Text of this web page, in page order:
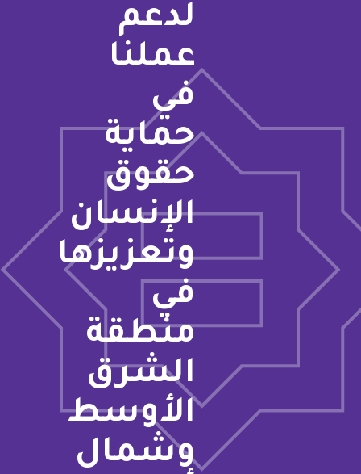
لدعم
عملنا
في
حماية
حقوق
الإنسان
وتعزيزها
في
منطقة
الشرق
الأوسط
وشمال